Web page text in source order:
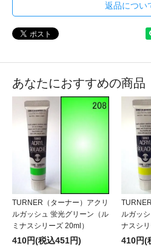
返品につい
あなたにおすすめの商品
TURNER（ターナー）アクリ
ルガッシュ 蛍光グリーン（ル
ミナスシリーズ 20ml）
410円(税込451円)
ルガッ
ナスシリ
410円(